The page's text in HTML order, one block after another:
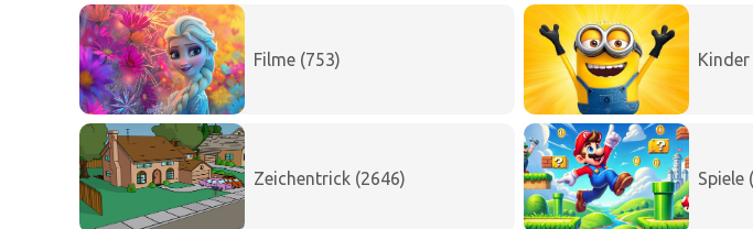
Filme (753)
Zeichentrick (2646) Spiele